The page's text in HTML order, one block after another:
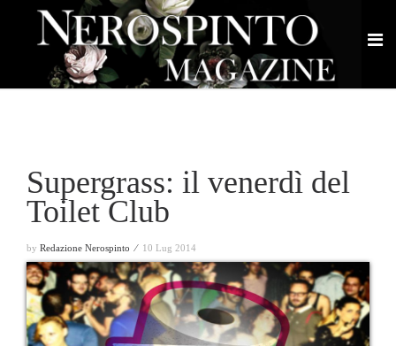
Supergrass: il venerdì del
Toilet Club
by Redazione Nerospinto ⁄ 10 Lug 2014